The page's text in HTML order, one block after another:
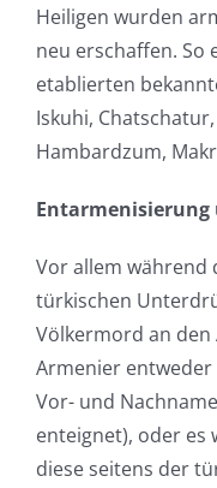
Heiligen wurden
neu erschaffen. So
etablierten
Iskuhi,
Hambardzum,
Vor allem
türkischen
Völkermord an
Armenier entweder
Vor- und
enteignet), oder es
diese seitens der